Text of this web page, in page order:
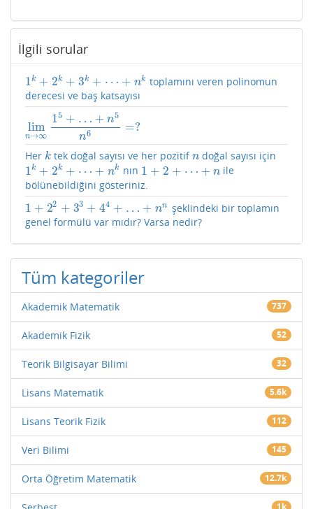
İlgili sorular
1k + 2k + 3k + ⋯ + nk
1k +2k +3 k+⋯+ nk
toplamını veren polinomun
derecesi ve baş katsayısı
lim
n→∞
15 + … + n5
n6 =?
limn →∞15+…+n5n6= ?
Her k
ktek doğal sayısı ve her pozitifn
n doğal sayısı için
1k + 2k + ⋯ + nk
1k +2k +⋯+n k nın 1 + 2 + ⋯ + n
1 +2+⋯+n
ile
bölünebildiğini gösteriniz.
1 + 22 + 33 + 44 + … + nn
1 +22 +3 3+ 44+ …+nn
şeklindeki bir toplamın
genel formülü var mıdır? Varsa nedir?
Tüm kategoriler
Akademik Matematik 737
Akademik Fizik 52
Teorik Bilgisayar Bilimi 32
Lisans Matematik 5.6k
Lisans Teorik Fizik 112
Veri Bilimi 145
Orta Öğretim Matematik 12.7k
1k